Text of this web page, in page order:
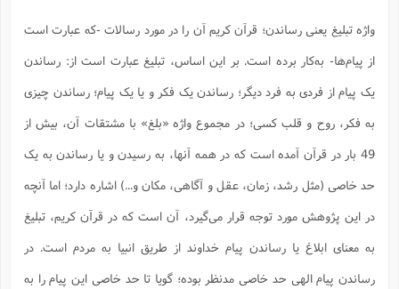
واژه تبلیغ یعنی رساندن؛ قرآن کریم آن را در مورد رسالات -که عبارت است
از پیام‌ها- به‌کار برده است. بر این اساس، تبلیغ عبارت است از: رساندن
یک پیام از فردی به فرد دیگر؛ رساندن یک فکر و یا یک پیام؛ رساندن چیزی
به فکر، روح و قلب کسی؛ در مجموع واژه «بلغ» با مشتقات آن، بیش از
49 بار در قرآن آمده است که در همه آنها، به رسیدن و یا رساندن به یک
حد خاصی (مثل رشد، زمان، عقل و آگاهی، مکان و...) اشاره دارد؛ اما آنچه
در این پژوهش مورد توجه قرار می‌گیرد، آن است که در قرآن کریم، تبلیغ
به معنای ابلاغ یا رساندن پیام خداوند از طریق انبیا به مردم است. در
رساندن پیام الهی حد خاصی مدنظر بوده؛ گویا تا حد خاصی این پیام را به